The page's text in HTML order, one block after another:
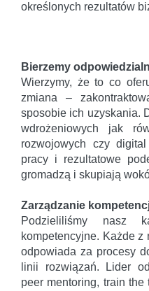
określonych rezultatów
Bierzemy
Wierzymy, że to co
zmiana –
sposobie ich uzyskania.
wdrożeniowych jak
rozwojowych czy
pracy i rezultatowe
gromadzą i skupiają
Zarządzanie
Podzieliliśmy nasz
kompetencyjne. Każde
odpowiada za procesy
linii rozwiązań. Lider
peer mentoring, train the